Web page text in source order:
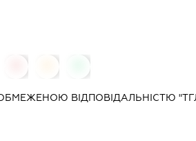
ВІДПОВІДАЛЬНІСТЮ